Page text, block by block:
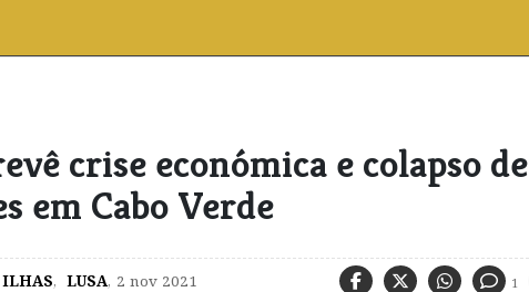
crise económica e colapso de
em Cabo Verde
ILHAS, LUSA, 2 nov 2021
1